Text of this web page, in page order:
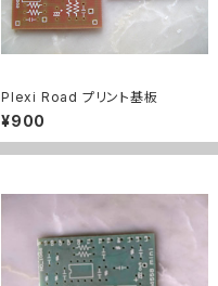
Plexi Road プリント基板
¥900